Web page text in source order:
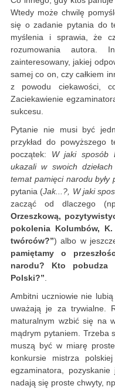
Wtedy może chwilę
się o zadanie pytania do
myślenia i sprawia, że
rozumowania autora.
zainteresowany, jakiej
samej co on, czy całkiem
z powodu ciekawości,
Zaciekawienie
sukcesu.
Pytanie nie musi być
przykład do powyższego
początek: W jaki sposób
ukazali w swoich
temat pamięci narodu były
pytania (Jak...?, W jaki
zacząć od dlaczego
Orzeszkową,
pokolenia Kolumbów,
twórców?”) albo w
pamiętamy o
narodu? Kto
Polski?”.
Ambitni uczniowie nie
uważają je za trywialne.
maturalnym wzbić się na
mądrym pytaniem. Trzeba
muszą być w miarę
konkursie mistrza
egzaminatora,
nadają się proste chwyty,